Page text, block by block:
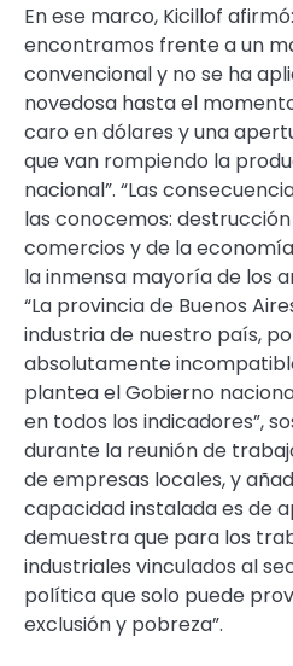
En ese marco, Kicillof
encontramos frente a un
convencional y no se ha
novedosa hasta el
caro en dólares y una
que van rompiendo la
nacional”. “Las
las conocemos:
comercios y de la
la inmensa mayoría de los
“La provincia de Buenos
industria de nuestro país,
absolutamente
plantea el Gobierno
en todos los indicadores”,
durante la reunión de
de empresas locales, y
capacidad instalada es de
demuestra que para los
industriales vinculados al
política que solo puede
exclusión y pobreza”.